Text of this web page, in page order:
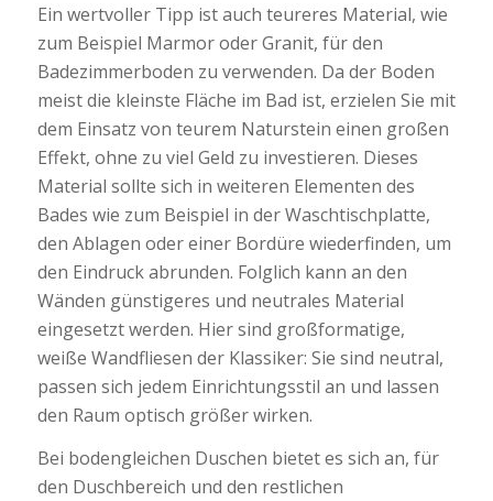
Ein wertvoller Tipp ist auch teureres Material, wie
zum Beispiel Marmor oder Granit, für den
Badezimmerboden zu verwenden. Da der Boden
meist die kleinste Fläche im Bad ist, erzielen Sie mit
dem Einsatz von teurem Naturstein einen großen
Effekt, ohne zu viel Geld zu investieren. Dieses
Material sollte sich in weiteren Elementen des
Bades wie zum Beispiel in der Waschtischplatte,
den Ablagen oder einer Bordüre wiederfinden, um
den Eindruck abrunden. Folglich kann an den
Wänden günstigeres und neutrales Material
eingesetzt werden. Hier sind großformatige,
weiße Wandfliesen der Klassiker: Sie sind neutral,
passen sich jedem Einrichtungsstil an und lassen
den Raum optisch größer wirken.
Bei bodengleichen Duschen bietet es sich an, für
den Duschbereich und den restlichen